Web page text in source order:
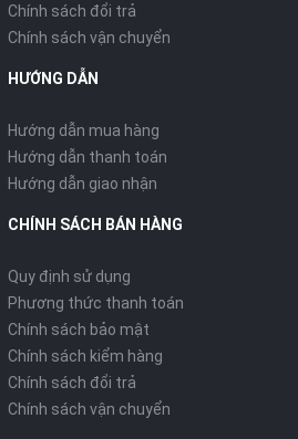
Chính sách đổi trả
Chính sách vận chuyển
HƯỚNG DẪN
Hướng dẫn mua hàng
Hướng dẫn thanh toán
Hướng dẫn giao nhận
CHÍNH SÁCH BÁN HÀNG
Quy định sử dụng
Phương thức thanh toán
Chính sách bảo mật
Chính sách kiểm hàng
Chính sách đổi trả
Chính sách vận chuyển